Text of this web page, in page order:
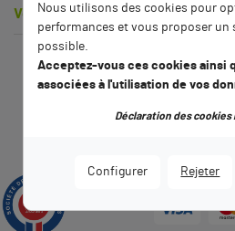
Votre compte
Nous utilisons des cookies pour
performances et vous proposer un
possible.
Acceptez-vous ces cookies ainsi
associées à l'utilisation de vos
Configurer Rejeter
Déclaration des cookies
9.5
2789 avis